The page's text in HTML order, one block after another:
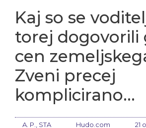
Kaj so se
torej dogovorili
cen
Zveni precej
komplicirano…
A. P., STA Hudo.com 21